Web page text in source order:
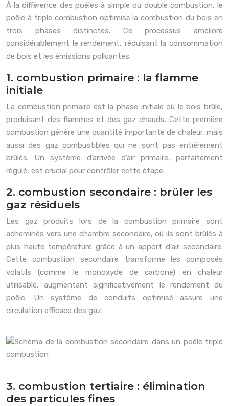
À la différence des poêles à simple ou double combustion, le
poêle à triple combustion optimise la combustion du bois en
trois phases distinctes. Ce processus améliore
considérablement le rendement, réduisant la consommation
de bois et les émissions polluantes.
1. combustion primaire : la flamme
initiale
La combustion primaire est la phase initiale où le bois brûle,
produisant des flammes et des gaz chauds. Cette première
combustion génère une quantité importante de chaleur, mais
aussi des gaz combustibles qui ne sont pas entièrement
brûlés. Un système d’arrivée d’air primaire, parfaitement
régulé, est crucial pour contrôler cette étape.
2. combustion secondaire : brûler les
gaz résiduels
Les gaz produits lors de la combustion primaire sont
acheminés vers une chambre secondaire, où ils sont brûlés à
plus haute température grâce à un apport d’air secondaire.
Cette combustion secondaire transforme les composés
volatils (comme le monoxyde de carbone) en chaleur
utilisable, augmentant significativement le rendement du
poêle. Un système de conduits optimisé assure une
circulation efficace des gaz.
3. combustion tertiaire : élimination
des particules fines